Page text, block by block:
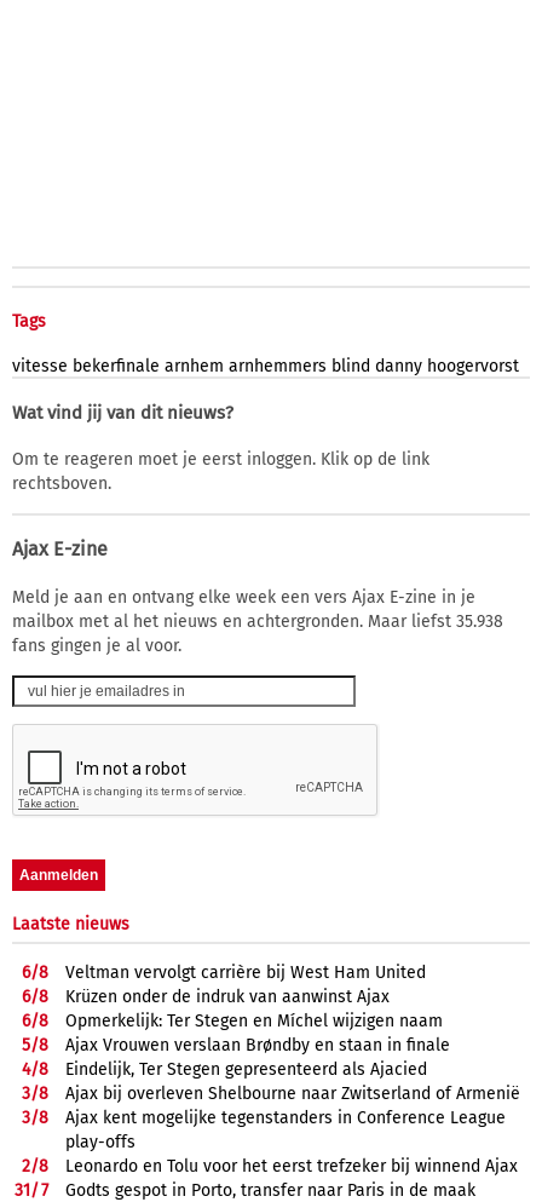
Tags
vitesse bekerfinale arnhem arnhemmers blind danny hoogervorst
Wat vind jij van dit nieuws?
Om te reageren moet je eerst inloggen. Klik op de link
rechtsboven.
Ajax E-zine
Meld je aan en ontvang elke week een vers Ajax E-zine in je
mailbox met al het nieuws en achtergronden. Maar liefst 35.938
fans gingen je al voor.
Laatste nieuws
6/8
Veltman vervolgt carrière bij West Ham United
6/8
Krüzen onder de indruk van aanwinst Ajax
6/8
Opmerkelijk: Ter Stegen en Míchel wijzigen naam
5/8
Ajax Vrouwen verslaan Brøndby en staan in finale
4/8
Eindelijk, Ter Stegen gepresenteerd als Ajacied
3/8
Ajax bij overleven Shelbourne naar Zwitserland of Armenië
3/8
Ajax kent mogelijke tegenstanders in Conference League
play-offs
2/8
Leonardo en Tolu voor het eerst trefzeker bij winnend Ajax
31/7
Godts gespot in Porto, transfer naar Paris in de maak